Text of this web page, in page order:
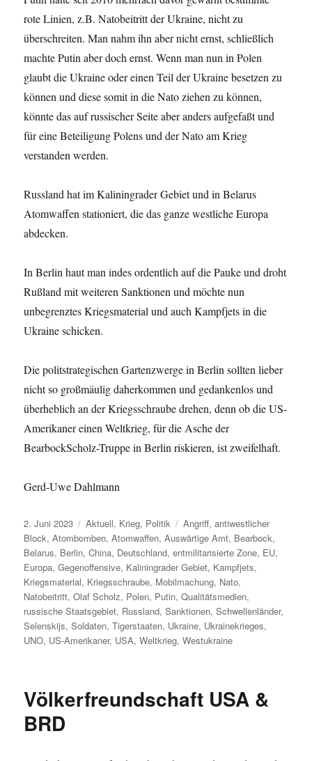
rote Linien, z.B. Natobeitritt der Ukraine, nicht zu
überschreiten. Man nahm ihn aber nicht ernst, schließlich
machte Putin aber doch ernst. Wenn man nun in Polen
glaubt die Ukraine oder einen Teil der Ukraine besetzen zu
können und diese somit in die Nato ziehen zu können,
könnte das auf russischer Seite aber anders aufgefaßt und
für eine Beteiligung Polens und der Nato am Krieg
verstanden werden.
Russland hat im Kaliningrader Gebiet und in Belarus
Atomwaffen stationiert, die das ganze westliche Europa
abdecken.
In Berlin haut man indes ordentlich auf die Pauke und droht
Rußland mit weiteren Sanktionen und möchte nun
unbegrenztes Kriegsmaterial und auch Kampfjets in die
Ukraine schicken.
Die politstrategischen Gartenzwerge in Berlin sollten lieber
nicht so großmäulig daherkommen und gedankenlos und
überheblich an der Kriegsschraube drehen, denn ob die US-
Amerikaner einen Weltkrieg, für die Asche der
BearbockScholz-Truppe in Berlin riskieren, ist zweifelhaft.
Gerd-Uwe Dahlmann
Veröffentlicht
am
2. Juni 2023 Kategorien
Aktuell, Krieg, Politik Schlagwörter
Angriff,antiwestlicher
Block,Atombomben,Atomwaffen,Auswärtige Amt, Bearbock,
Belarus, Berlin,China, Deutschland,entmilitarisierte Zone, EU,
Europa,Gegenoffensive, Kaliningrader Gebiet, Kampfjets,
Kriegsmaterial, Kriegsschraube, Mobilmachung, Nato,
Natobeitritt,Olaf Scholz, Polen, Putin,Qualitätsmedien,
russische Staatsgebiet, Russland,Sanktionen,Schwellenländer,
Selenskijs,Soldaten,Tigerstaaten, Ukraine, Ukrainekrieges,
UNO, US-Amerikaner, USA,Weltkrieg,Westukraine
Völkerfreundschaft USA &
BRD